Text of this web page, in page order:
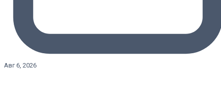
Авг 6, 2026